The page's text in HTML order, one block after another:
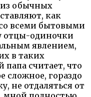
обычных
как
всеми бытовыми
отцы-одиночки
явлением,
в таких
считает, что
сложное, гораздо
не отдаляться от